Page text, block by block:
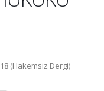
(Hakemsiz Dergi)